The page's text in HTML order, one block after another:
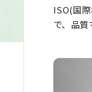
ISO(国
で、品